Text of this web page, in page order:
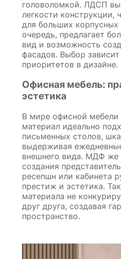
головоломкой. ЛДСП
легкости конструкции,
для больших
очередь, предлагает
вид и возможность
фасадов. Выбор
приоритетов в дизайне.
Офисная мебель:
эстетика
В мире офисной
материал идеально
письменных столов,
выдерживая
внешнего вида. МДФ же
создания
ресепшн или кабинета
престиж и эстетика.
материала не
друг друга, создавая
пространство.